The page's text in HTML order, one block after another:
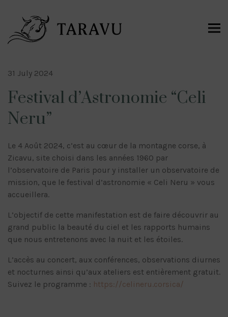
31 July 2024
Festival d’Astronomie “Celi
Neru”
Le 4 Août 2024, c’est au cœur de la montagne corse, à
Zicavu, site choisi dans les années 1960 par
l’observatoire de Paris pour y installer un observatoire de
mission, que le festival d’astronomie « Celi Neru » vous
accueillera.
L’objectif de cette manifestation est de faire découvrir au
grand public la beauté du ciel et les rapports humains
que nous entretenons avec la nuit et les étoiles.
L’accès au concert, aux conférences, observations diurnes
et nocturnes ainsi qu’aux ateliers est entièrement gratuit.
Suivez le programme : https://celineru.corsica/